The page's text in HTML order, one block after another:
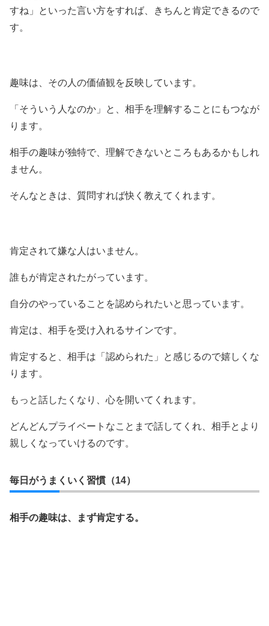
すね」といった言い方をすれば、きちんと肯定できるので
す。
趣味は、その人の価値観を反映しています。
「そういう人なのか」と、相手を理解することにもつなが
ります。
相手の趣味が独特で、理解できないところもあるかもしれ
ません。
そんなときは、質問すれば快く教えてくれます。
肯定されて嫌な人はいません。
誰もが肯定されたがっています。
自分のやっていることを認められたいと思っています。
肯定は、相手を受け入れるサインです。
肯定すると、相手は「認められた」と感じるので嬉しくな
ります。
もっと話したくなり、心を開いてくれます。
どんどんプライベートなことまで話してくれ、相手とより
親しくなっていけるのです。
毎日がうまくいく習慣（14）
相手の趣味は、まず肯定する。